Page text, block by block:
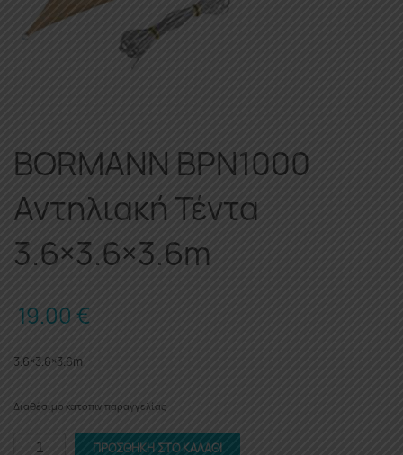
BORMANN BPN1000
Αντηλιακή Τέντα
3.6×3.6×3.6m
19.00 €
3.6×3.6×3.6m
Διαθέσιμο κατόπιν παραγγελίας
BORMANN
ΠΡΟΣΘΉΚΗ ΣΤΟ ΚΑΛΆΘΙ